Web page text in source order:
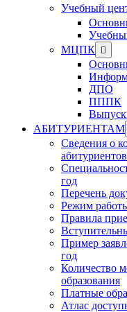
Учебный
МЦПК Show
sub
menu
ДПО
ПППК
АБИТУРИЕНТАМ
Сведения о
абитуриентов
год
Перечень
Режим
Правила
Пример
год
Количество
образования
Платные
Атлас